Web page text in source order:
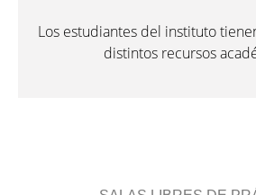
Los estudiantes del instituto
distintos recursos